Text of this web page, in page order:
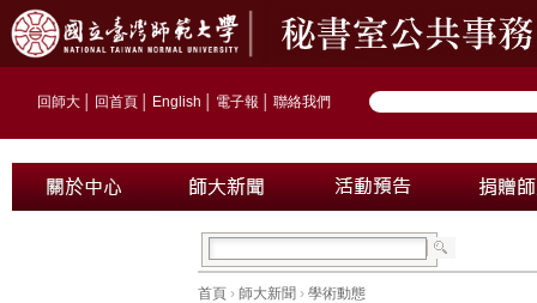
回師大 回首頁 English 電子報 聯絡我們
首頁 › 師大新聞 › 學術動態